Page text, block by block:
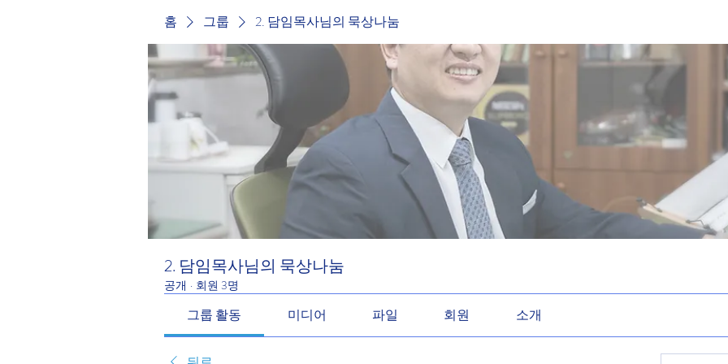
홈 그룹 2. 담임목사님의 묵상나눔
2. 담임목사님의 묵상나눔
공개 · 회원 3명
그룹 활동 미디어 파일 회원 소개